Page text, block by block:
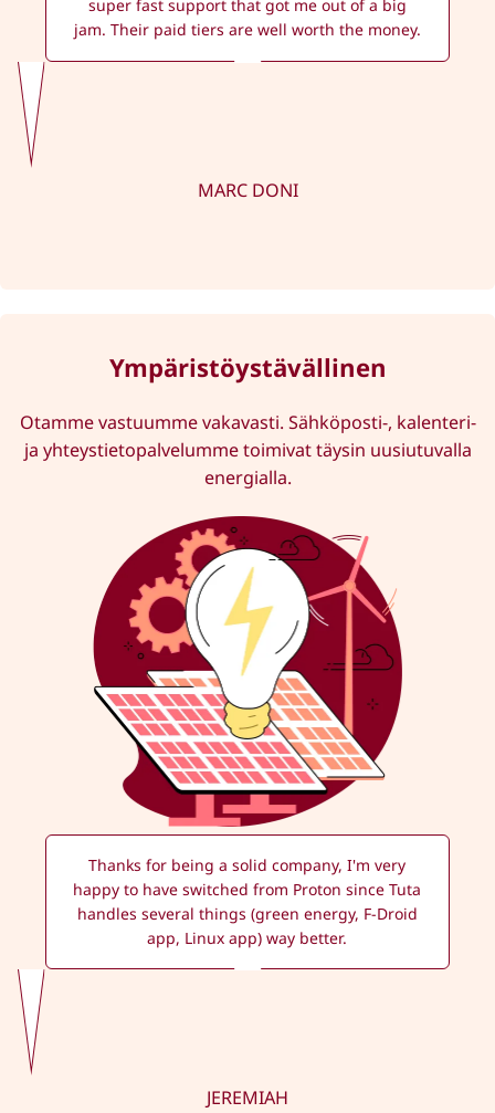
super fast support that got me out of a big
jam. Their paid tiers are well worth the money.
MARC DONI
Ympäristö­ystävällinen
Otamme vastuumme vakavasti. Sähköposti-, kalenteri-
ja yhteystietopalvelumme toimivat täysin uusiutuvalla
energialla.
Thanks for being a solid company, I'm very
happy to have switched from Proton since Tuta
handles several things (green energy, F-Droid
app, Linux app) way better.
JEREMIAH